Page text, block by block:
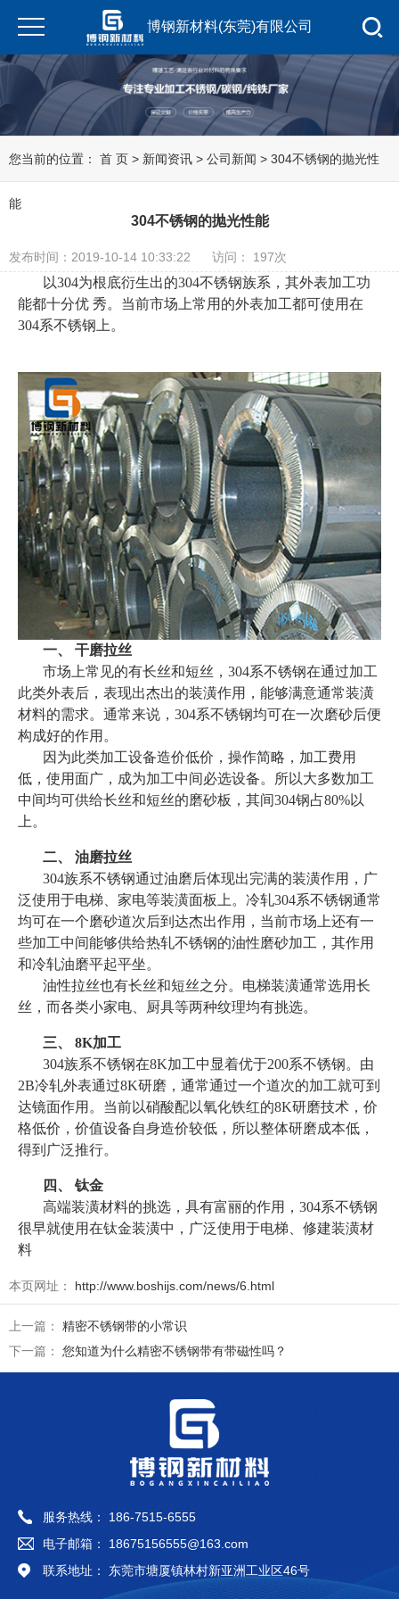
博钢新材料(东莞)有限公司
您当前的位置： 首 页 > 新闻资讯 > 公司新闻 > 304不锈钢的抛光性
能
304不锈钢的抛光性能
发布时间：2019-10-14 10:33:22 访问： 197次
以304为根底衍生出的304不锈钢族系，其外表加工功
能都十分优 秀。当前市场上常用的外表加工都可使用在
304系不锈钢上。
一、 干磨拉丝
市场上常见的有长丝和短丝，304系不锈钢在通过加工
此类外表后，表现出杰出的装潢作用，能够满意通常装潢
材料的需求。通常来说，304系不锈钢均可在一次磨砂后便
构成好的作用。
因为此类加工设备造价低价，操作简略，加工费用
低，使用面广，成为加工中间必选设备。所以大多数加工
中间均可供给长丝和短丝的磨砂板，其间304钢占80%以
上。
二、 油磨拉丝
304族系不锈钢通过油磨后体现出完满的装潢作用，广
泛使用于电梯、家电等装潢面板上。冷轧304系不锈钢通常
均可在一个磨砂道次后到达杰出作用，当前市场上还有一
些加工中间能够供给热轧不锈钢的油性磨砂加工，其作用
和冷轧油磨平起平坐。
油性拉丝也有长丝和短丝之分。电梯装潢通常选用长
丝，而各类小家电、厨具等两种纹理均有挑选。
三、 8K加工
304族系不锈钢在8K加工中显着优于200系不锈钢。由
2B冷轧外表通过8K研磨，通常通过一个道次的加工就可到
达镜面作用。当前以硝酸配以氧化铁红的8K研磨技术，价
格低价，价值设备自身造价较低，所以整体研磨成本低，
得到广泛推行。
四、 钛金
高端装潢材料的挑选，具有富丽的作用，304系不锈钢
很早就使用在钛金装潢中，广泛使用于电梯、修建装潢材
料
本页网址： http://www.boshijs.com/news/6.html
上一篇： 精密不锈钢带的小常识
下一篇： 您知道为什么精密不锈钢带有带磁性吗？
服务热线： 186-7515-6555
电子邮箱： 18675156555@163.com
联系地址： 东莞市塘厦镇林村新亚洲工业区46号